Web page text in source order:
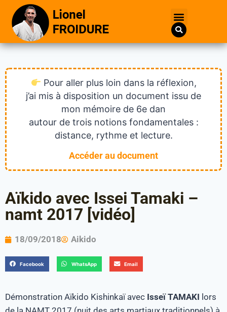
Pour aller plus loin dans la réflexion,
j’ai mis à disposition un document issu de
mon mémoire de 6e dan
autour de trois notions fondamentales :
distance, rythme et lecture.
Accéder au document
Aïkido avec Issei Tamaki –
namt 2017 [vidéo]
18/09/2018 Aikido
Facebook WhatsApp Email
Démonstration Aïkido Kishinkaï avec Isseï TAMAKI lors